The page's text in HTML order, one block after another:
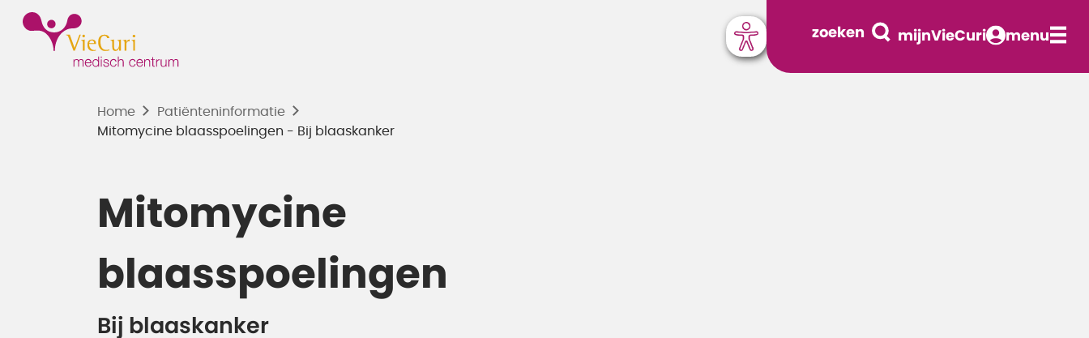
zoeken mijnVieCuri menu
Home
Patiënten­informatie
Mitomycine blaasspoelingen - Bij blaaskanker
Mitomycine
blaasspoelingen
Bij blaaskanker